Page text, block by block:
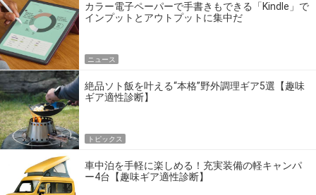
カラー電子ペーパーで手書きもできる「Kindle」で
インプットとアウトプットに集中だ
ニュース
絶品ソト飯を叶える“本格”野外調理ギア5選【趣味
ギア適性診断】
トピックス
車中泊を手軽に楽しめる！充実装備の軽キャンパ
ー4台【趣味ギア適性診断】